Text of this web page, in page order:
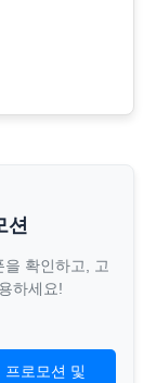
션
확인하고, 고
하세요!
로모션 및